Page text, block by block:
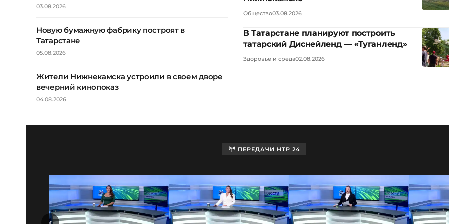
03.08.2026
Новую бумажную фабрику построят в
Татарстане
05.08.2026
Жители Нижнекамска устроили в своем дворе
вечерний кинопоказ
04.08.2026
Общество03.08.2026
В Татарстане планируют построить
татарский Диснейленд — «Туганленд»
Здоровье и среда02.08.2026
ПЕРЕДАЧИ НТР 24